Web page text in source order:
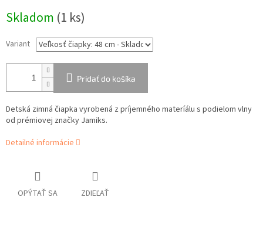
cena:
Skladom (1 ks)
Variant
Pridať do košíka
Detská zimná čiapka vyrobená z príjemného materíálu s podielom vlny
od prémiovej značky Jamiks.
Detailné informácie
OPÝTAŤ SA ZDIEĽAŤ